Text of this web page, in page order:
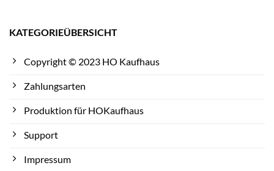
KATEGORIEÜBERSICHT
Copyright © 2023 HO Kaufhaus
Zahlungsarten
Produktion für HOKaufhaus
Support
Impressum